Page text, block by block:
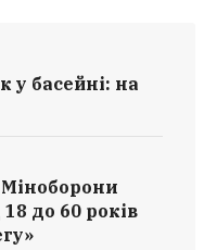
у басейні: на
18 до 60 років